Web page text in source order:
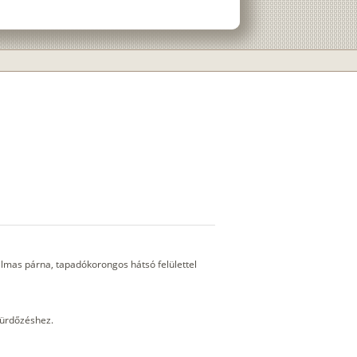
párna, tapadókorongos hátsó felülettel